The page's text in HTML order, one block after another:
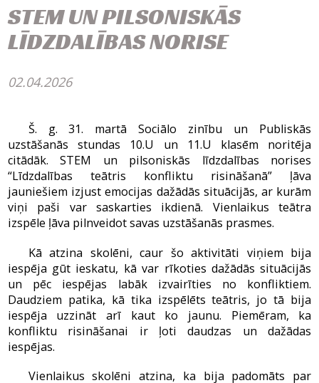
STEM UN PILSONISKĀS
LĪDZDALĪBAS NORISE
02.04.2026
Š. g. 31. martā Sociālo zinību un Publiskās
uzstāšanās stundas 10.U un 11.U klasēm noritēja
citādāk. STEM un pilsoniskās līdzdalības norises
“Līdzdalības teātris konfliktu risināšanā” ļāva
jauniešiem izjust emocijas dažādās situācijās, ar kurām
viņi paši var saskarties ikdienā. Vienlaikus teātra
izspēle ļāva pilnveidot savas uzstāšanās prasmes.
Kā atzina skolēni, caur šo aktivitāti viņiem bija
iespēja gūt ieskatu, kā var rīkoties dažādās situācijās
un pēc iespējas labāk izvairīties no konfliktiem.
Daudziem patika, kā tika izspēlēts teātris, jo tā bija
iespēja uzzināt arī kaut ko jaunu. Piemēram, ka
konfliktu risināšanai ir ļoti daudzas un dažādas
iespējas.
Vienlaikus skolēni atzina, ka bija padomāts par